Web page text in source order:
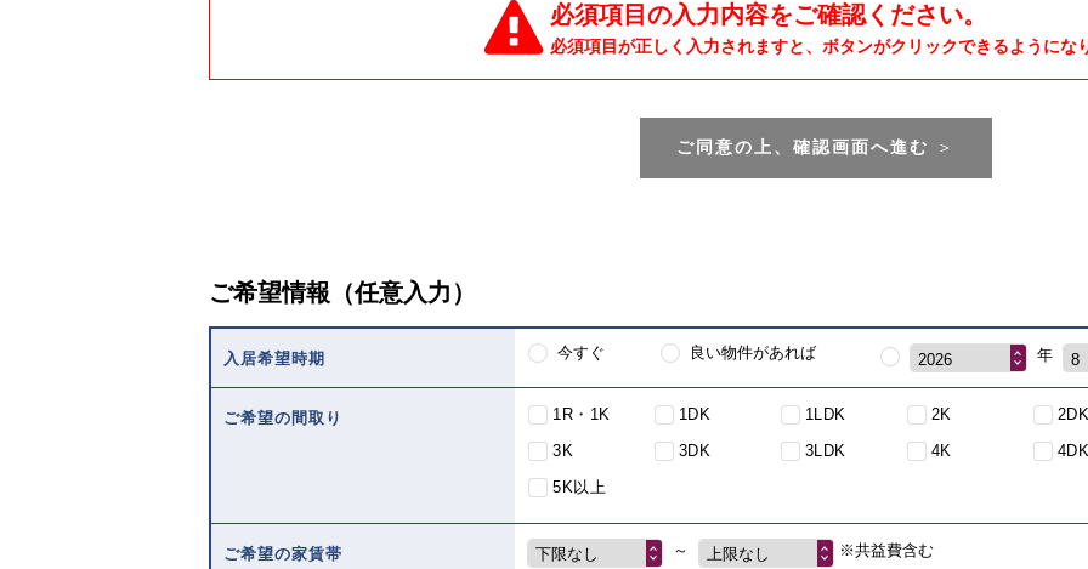
必須項目の入力内容をご確認ください。
必須項目が正しく入力されますと、ボタンがクリックできるようにな
ご同意の上、確認画面へ進む ＞
ご希望情報（任意入力）
入居希望時期 今すぐ 良い物件があれば 2026 年 8
ご希望の間取り 1R・1K 1DK 1LDK 2K 2DK
3K
3DK 3LDK 4K 4DK
5K以上
ご希望の家賃帯 下限なし ～ 上限なし ※共益費含む